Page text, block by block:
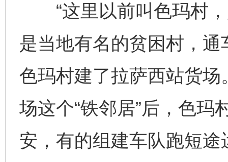
“这里以前叫色玛村，
是当地有名的贫困村，
色玛村建了拉萨西站货场
场这个“铁邻居”后，色玛
安，有的组建车队跑短